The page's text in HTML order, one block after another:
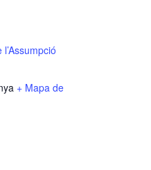
+ Mapa de